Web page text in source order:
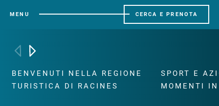
MENU CERCA E PRENOTA
BENVENUTI NELLA REGIONE
TURISTICA DI RACINES
SPORT E
MOMENTI